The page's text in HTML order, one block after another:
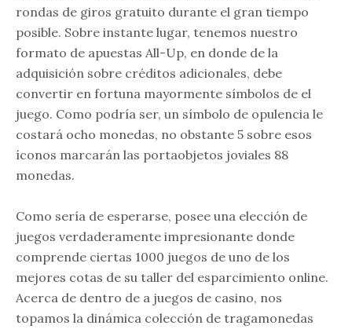
rondas de giros gratuito durante el gran tiempo
posible. Sobre instante lugar, tenemos nuestro
formato de apuestas All-Up, en donde de la
adquisición sobre créditos adicionales, debe
convertir en fortuna mayormente símbolos de el
juego. Como podrí­a ser, un símbolo de opulencia le
costará ocho monedas, no obstante 5 sobre esos
íconos marcarán las portaobjetos joviales 88
monedas.
Como serí­a de esperarse, posee una elección de
juegos verdaderamente impresionante donde
comprende ciertas 1000 juegos de uno de los
mejores cotas de su taller del esparcimiento online.
Acerca de dentro de a juegos de casino, nos
topamos la dinámica colección de tragamonedas